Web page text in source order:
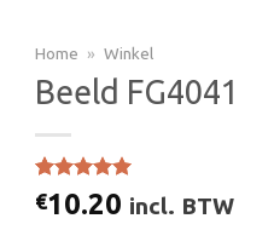
Home » Winkel
Beeld FG4041
Gewaardeerd
5.00op 5
1
€10.20 incl. BTW